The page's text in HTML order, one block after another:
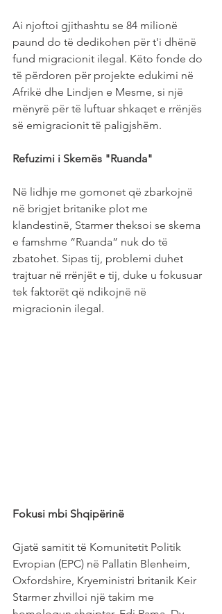
Ai njoftoi gjithashtu se 84 milionë
paund do të dedikohen për t'i dhënë
fund migracionit ilegal. Këto fonde do
të përdoren për projekte edukimi në
Afrikë dhe Lindjen e Mesme, si një
mënyrë për të luftuar shkaqet e rrënjës
së emigracionit të paligjshëm.
Refuzimi i Skemës "Ruanda"
Në lidhje me gomonet që zbarkojnë
në brigjet britanike plot me
klandestinë, Starmer theksoi se skema
e famshme “Ruanda” nuk do të
zbatohet. Sipas tij, problemi duhet
trajtuar në rrënjët e tij, duke u fokusuar
tek faktorët që ndikojnë në
migracionin ilegal.
Fokusi mbi Shqipërinë
Gjatë samitit të Komunitetit Politik
Evropian (EPC) në Pallatin Blenheim,
Oxfordshire, Kryeministri britanik Keir
Starmer zhvilloi një takim me